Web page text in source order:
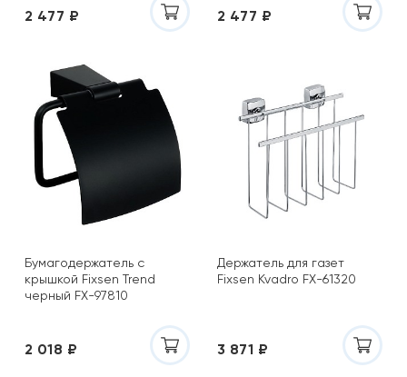
2 477 ₽ 2 477 ₽
Бумагодержатель с
крышкой Fixsen Trend
черный FX-97810
2 018 ₽
Держатель для газет
Fixsen Kvadro FX-61320
3 871 ₽